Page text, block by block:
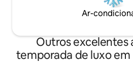
Ar-
Outros excelentes
temporada de luxo em